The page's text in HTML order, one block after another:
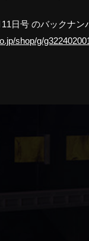
日号 のバックナン
shop/g/